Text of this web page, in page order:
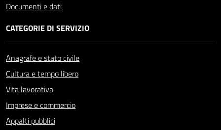
Documenti e dati
CATEGORIE DI SERVIZIO
Anagrafe e stato civile
Cultura e tempo libero
Vita lavorativa
Imprese e commercio
Appalti pubblici